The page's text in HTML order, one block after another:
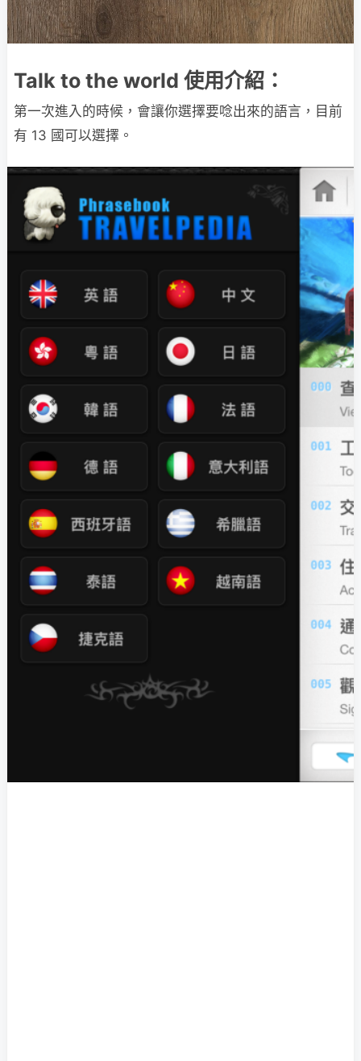
Talk to the world 使用介紹：
第一次進入的時候，會讓你選擇要唸出來的語言，目前
有 13 國可以選擇。